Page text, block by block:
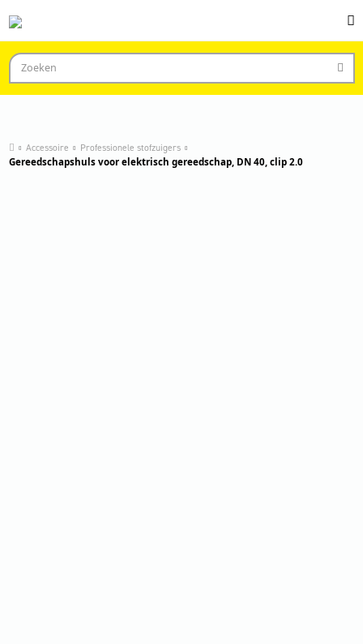
Accessoire Professionele stofzuigers
Gereedschapshuls voor elektrisch gereedschap, DN 40, clip 2.0